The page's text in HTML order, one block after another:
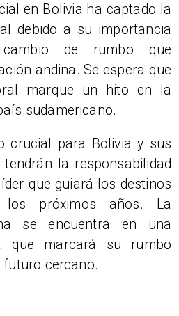
en Bolivia ha captado la
debido a su importancia
de rumbo que
andina. Se espera que
marque un hito en la
sudamericano.
crucial para Bolivia y sus
la responsabilidad
que guiará los destinos
próximos años. La
se encuentra en una
que marcará su rumbo
cercano.